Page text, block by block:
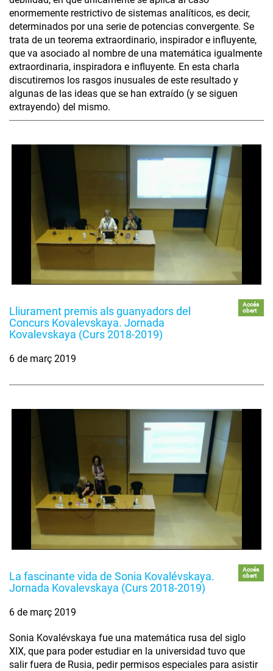
enormemente restrictivo de sistemas analíticos, es decir,
determinados por una serie de potencias convergente. Se
trata de un teorema extraordinario, inspirador e influyente,
que va asociado al nombre de una matemática igualmente
extraordinaria, inspiradora e influyente. En esta charla
discutiremos los rasgos inusuales de este resultado y
algunas de las ideas que se han extraído (y se siguen
extrayendo) del mismo.
Lliurament premis als guanyadors del
Concurs Kovalevskaya. Jornada
Kovalevskaya (Curs 2018-2019)
Accés
obert
6 de març 2019
La fascinante vida de Sonia Kovalévskaya.
Jornada Kovalevskaya (Curs 2018-2019)
Accés
obert
6 de març 2019
Sonia Kovalévskaya fue una matemática rusa del siglo
XIX, que para poder estudiar en la universidad tuvo que
salir fuera de Rusia, pedir permisos especiales para asistir